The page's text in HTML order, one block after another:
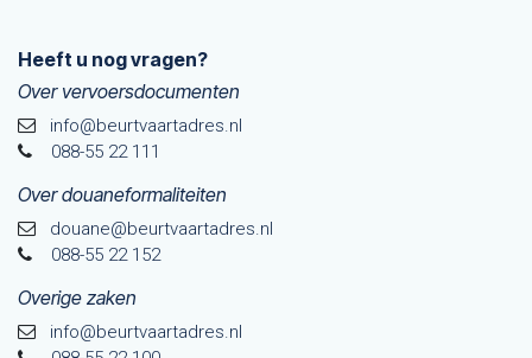
Heeft u nog vragen?
Over vervoersdocumenten
info@beurtvaartadres.nl
088-55 22 111
Over douaneformaliteiten
douane@beurtvaarta​dres.nl
088-55 22 152
Overige zaken
info@beurtvaartadres.nl